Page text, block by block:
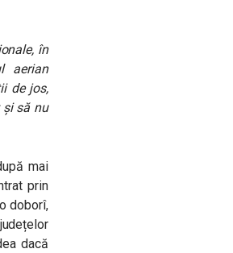
în
aerian
de jos,
și să nu
mai
prin
doborî,
dacă